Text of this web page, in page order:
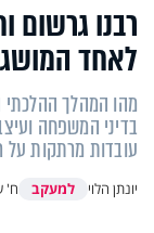
רבנו גרשום
לאחד
מהו המהלך
עובדות מרתקות על
יונתן הלוי למעקב ח'